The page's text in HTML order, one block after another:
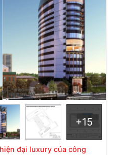
+15
đại luxury của công